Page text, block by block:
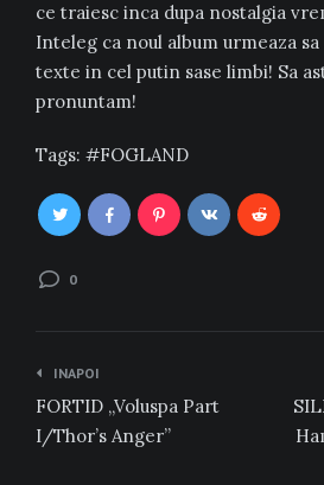
ce traiesc inca dupa nostalgia
Inteleg ca noul album urmeaza sa
texte in cel putin sase limbi! Sa
pronuntam!
Tags: FOGLAND
0
Navigare
în
articole
INAPOI
FORTID „Voluspa Part
I/Thor’s Anger”